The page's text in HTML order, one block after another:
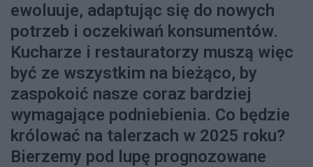
ewoluuje, adaptując się do nowych
potrzeb i oczekiwań konsumentów.
Kucharze i restauratorzy muszą więc
być ze wszystkim na bieżąco, by
zaspokoić nasze coraz bardziej
wymagające podniebienia. Co będzie
królować na talerzach w 2025 roku?
Bierzemy pod lupę prognozowane